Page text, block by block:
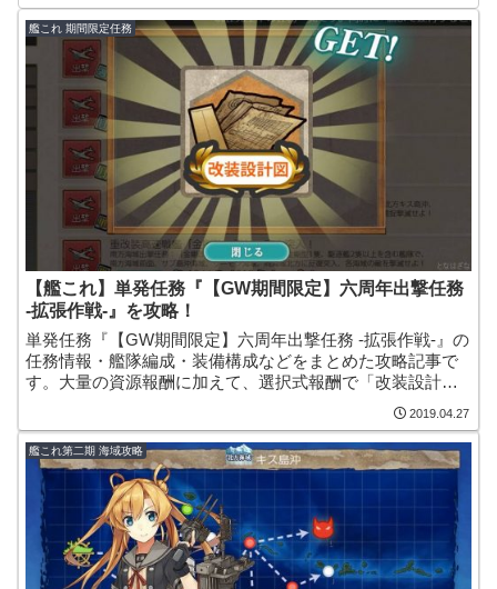
艦これ 期間限定任務
【艦これ】単発任務『【GW期間限定】六周年出撃任務
-拡張作戦-』を攻略！
単発任務『【GW期間限定】六周年出撃任務 -拡張作戦-』の
任務情報・艦隊編成・装備構成などをまとめた攻略記事で
す。大量の資源報酬に加えて、選択式報酬で「改装設計図/
戦闘詳報/熟練搭乗員/新型砲熕兵装資材/開発資材」などを
2019.04.27
艦これ第二期 海域攻略